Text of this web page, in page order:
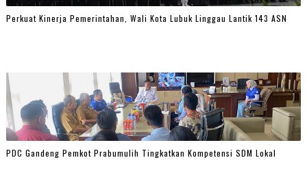
Perkuat Kinerja Pemerintahan, Wali Kota Lubuk Linggau Lantik 143 ASN
PDC Gandeng Pemkot Prabumulih Tingkatkan Kompetensi SDM Lokal